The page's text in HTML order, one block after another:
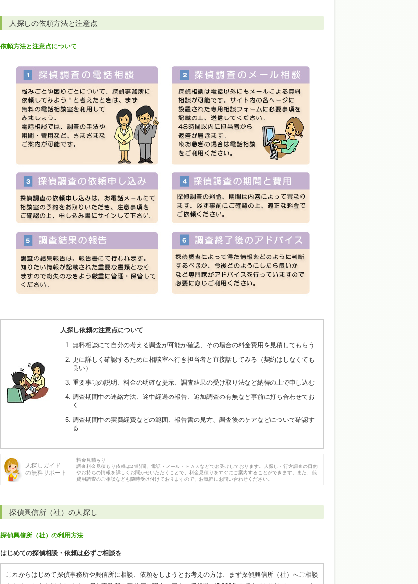
人探しの依頼方法と注意点
依頼方法と注意点について
人探し依頼の注意点について
無料相談にて自分の考える調査が可能か確認、その場合の料金費用を見積してもらう
更に詳しく確認するために相談室へ行き担当者と直接話してみる（契約はしなくても
良い）
重要事項の説明、料金の明確な提示、調査結果の受け取り法など納得の上で申し込む
調査期間中の連絡方法、途中経過の報告、追加調査の有無など事前に打ち合わせてお
く
調査期間中の実費経費などの範囲、報告書の見方、調査後のケアなどについて確認す
る
人探しガイド
の無料サポート
料金見積もり
調査料金見積もり依頼は24時間、電話・メール・ＦＡＸなどでお受けしております。人探し・行方調査の目的
やお持ちの情報を詳しくお聞かせいただくことで、料金見積りをすぐにご案内することができます。また、低
費用調査のご相談なども随時受け付けておりますので、お気軽にお問い合わせください。
探偵興信所（社）の人探し
探偵興信所（社）の利用方法
はじめての探偵相談・依頼は必ずご相談を
これからはじめて探偵事務所や興信所に相談、依頼をしようとお考えの方は、まず探偵興信所（社）へご相談